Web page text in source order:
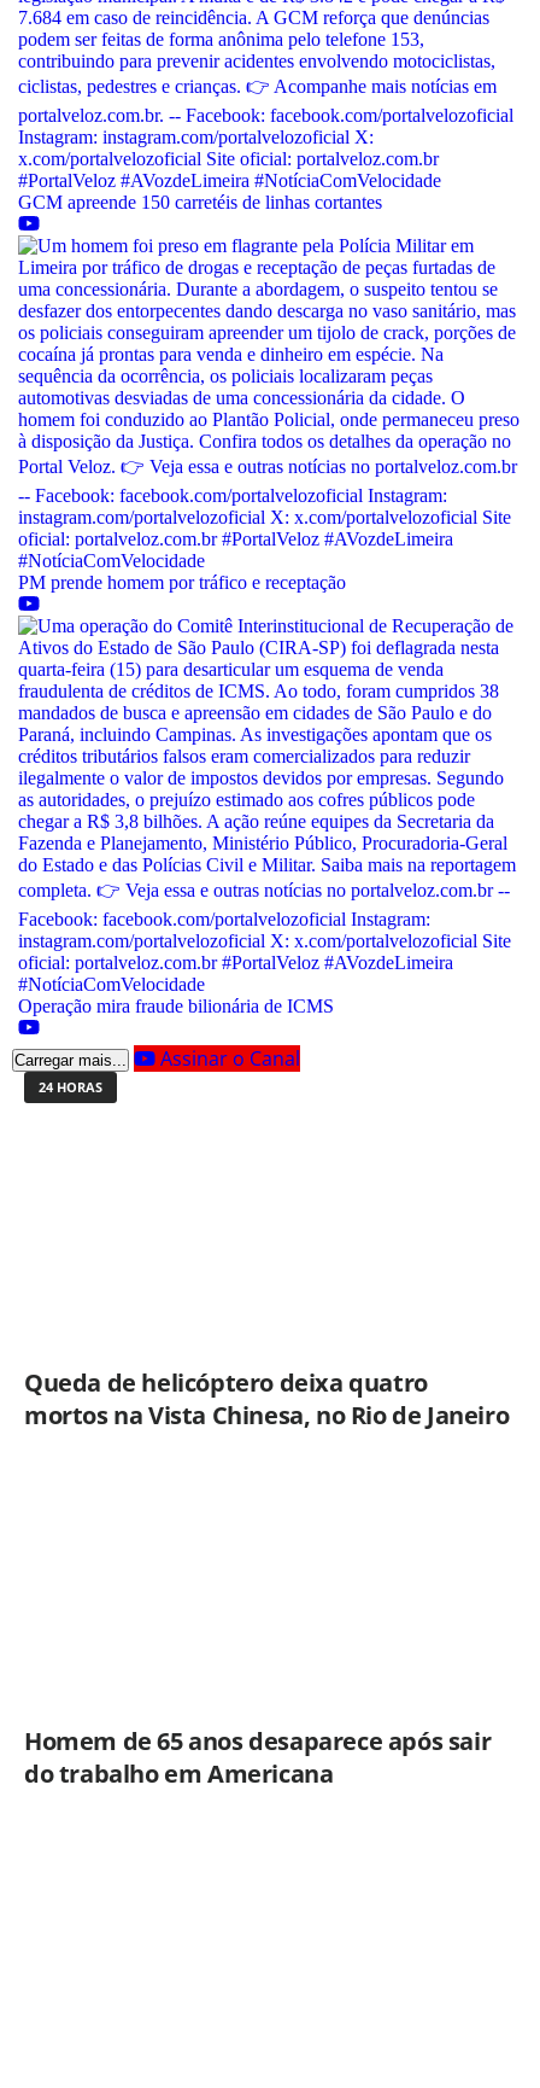
empilhadeira, Operador (a) de torno CNC: curso de op. torno CNC
comando, Operador de centro de usinagem: curso
GCM apreende 150 carretéis de linhas cortantes
PM prende homem por tráfico e receptação
Operação mira fraude bilionária de ICMS
Carregar mais... Assinar o Canal
24 HORAS
Queda de helicóptero deixa quatro
mortos na Vista Chinesa, no Rio de Janeiro
Homem de 65 anos desaparece após sair
do trabalho em Americana